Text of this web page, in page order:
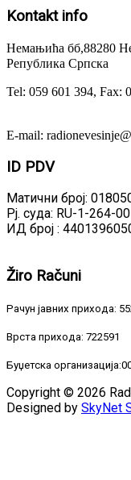
Kontaktinfo
Немањића бб,88280
Република Српска
Tel: 059 601 394, Fax:
E-mail:
ID PDV
Матични број:
Рј. суда: RU-1-264-00
ИД број :
Žiro Računi
Рачун јавних прихода:
Врста прихода: 722591
Буџетска
Copyright © 2026
Designed by SkyNet